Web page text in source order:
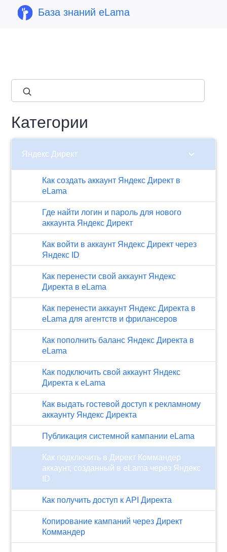
База знаний eLama
Категории
Яндекс Директ chevron_right
Как создать аккаунт Яндекс Директ в
eLama
Где найти логин и пароль для нового
аккаунта Яндекс Директ
Как войти в аккаунт Яндекс Директ через
Яндекс ID
Как перенести свой аккаунт Яндекс
Директа в eLama
Как перенести аккаунт Яндекс Директа в
eLama для агентств и фрилансеров
Как пополнить баланс Яндекс Директа в
eLama
Как подключить свой аккаунт Яндекс
Директа к eLama
Как выдать гостевой доступ к рекламному
аккаунту Яндекс Директа
Публикация системной кампании eLama
Как подключить в Директ Коммандер
аккаунт, созданный в eLama через Яндекс
ID
Как получить доступ к API Директа
Копирование кампаний через Директ
Коммандер